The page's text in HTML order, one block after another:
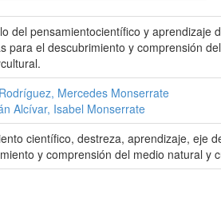
del pensamientocientífico y aprendizaje
para el descubrimiento y comprensión
Mercedes Monserrate
Alcívar, Isabel Monserrate
científico, destreza, aprendizaje, eje
y comprensión del medio natural y